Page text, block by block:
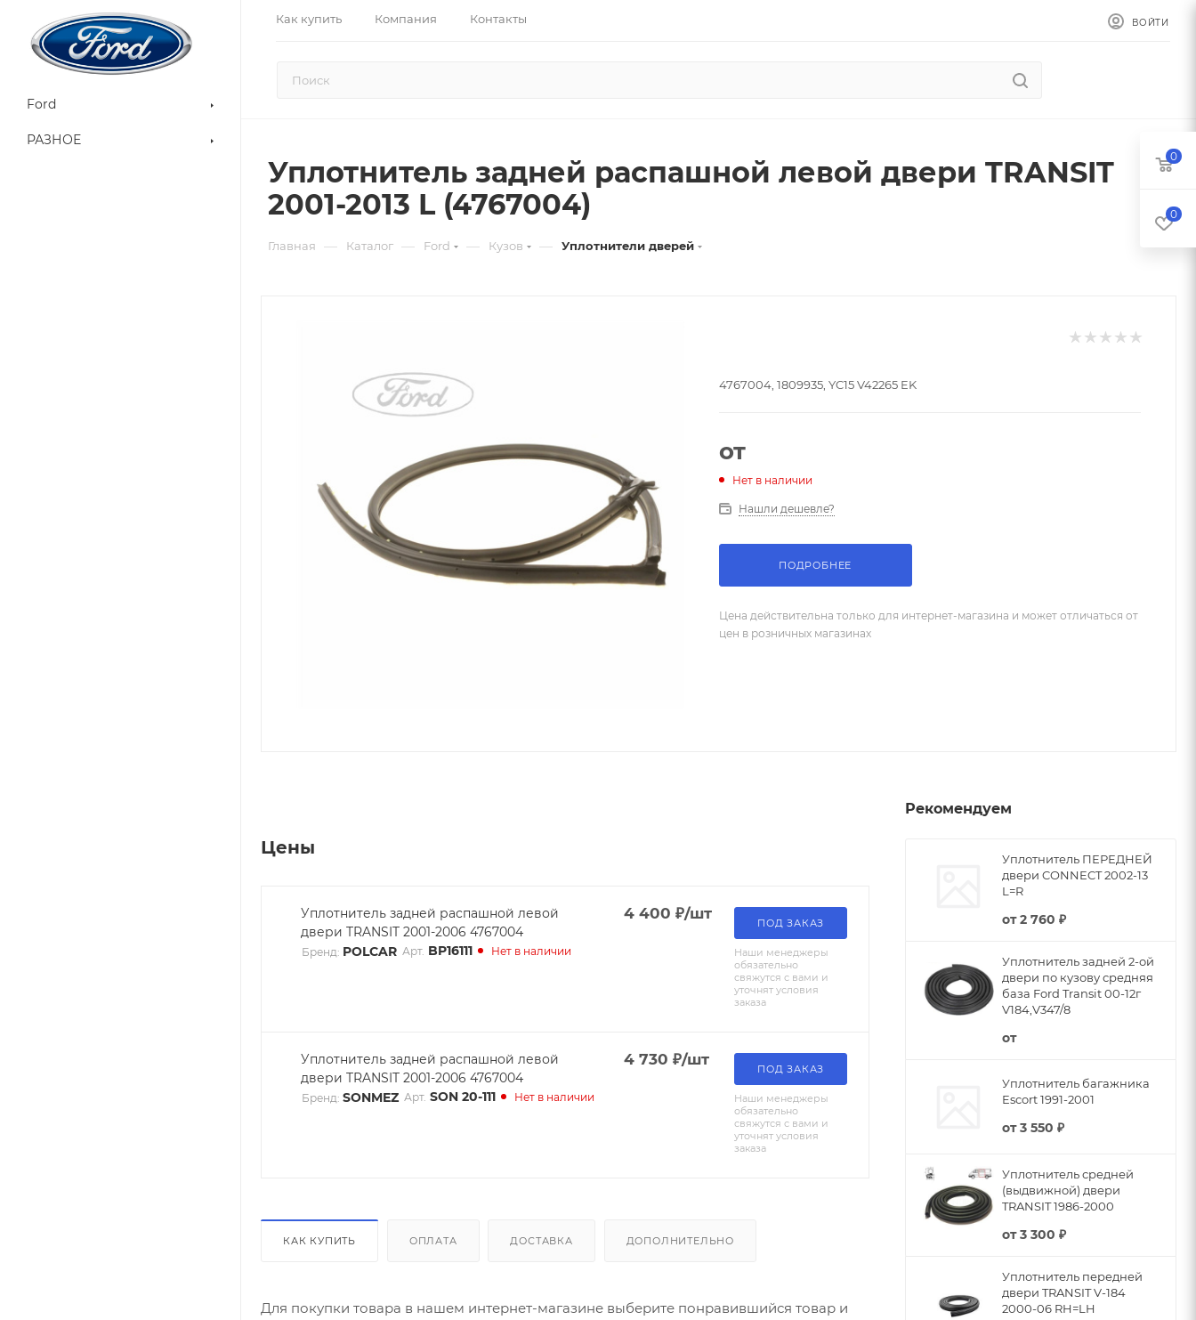
Как купить Компания Контакты ВОЙТИ
Ford
РАЗНОЕ
Уплотнитель задней распашной левой двери TRANSIT
2001-2013 L (4767004)
Главная — Каталог — Ford — Кузов — Уплотнители дверей
4767004, 1809935, YC15 V42265 EK
от
Нет в наличии
Нашли дешевле?
ПОДРОБНЕЕ
Цена действительна только для интернет-магазина и может отличаться от
цен в розничных магазинах
Цены
Уплотнитель задней распашной левой
двери TRANSIT 2001-2006 4767004
Бренд: POLCAR Арт. BP16111 Нет в наличии
4 400 ₽/шт
ПОД ЗАКАЗ
Наши менеджеры
обязательно
свяжутся с вами и
уточнят условия
заказа
Уплотнитель задней распашной левой
двери TRANSIT 2001-2006 4767004
Бренд: SONMEZ Арт. SON 20-111 Нет в наличии
4 730 ₽/шт
ПОД ЗАКАЗ
Наши менеджеры
обязательно
свяжутся с вами и
уточнят условия
заказа
КАК КУПИТЬ ОПЛАТА ДОСТАВКА ДОПОЛНИТЕЛЬНО
Для покупки товара в нашем интернет-магазине выберите понравившийся товар и
Рекомендуем
Уплотнитель ПЕРЕДНЕЙ
двери CONNECT 2002-13
L=R
от2 760 ₽
Уплотнитель задней 2-ой
двери по кузову средняя
база Ford Transit 00-12г
V184,V347/8
от
Уплотнитель багажника
Escort 1991-2001
от3 550 ₽
Уплотнитель средней
(выдвижной) двери
TRANSIT 1986-2000
от3 300 ₽
Уплотнитель передней
двери TRANSIT V-184
2000-06 RH=LH
0
0